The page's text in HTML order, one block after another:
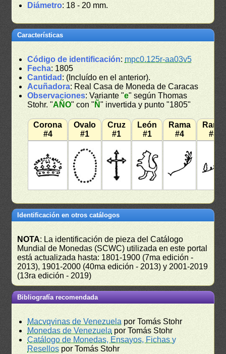
Diámetro: 18 - 20 mm.
Características
Código de identificación: mpc0.125r-aa03v5
Fecha: 1805
Cantidad : (Incluído en el anterior).
Acuñadora: Real Casa de Moneda de Caracas
Observaciones: Variante "e" según Thomas
Stohr. "AÑO" con " Ñ" invertida y punto "1805"
Corona
#4
Ovalo
#1
Cruz
#1
León
#1
Rama
#4
Rama
#8
Identificación en otros catálogos
NOTA: La identificación de pieza del Catálogo
Mundial de Monedas (SCWC) utilizada en este portal
está actualizada hasta: 1801-1900 (7ma edición -
2013), 1901-2000 (40ma edición - 2013) y 2001-2019
(13ra edición - 2019)
Bibliografía recomendada
Macvqvinas de Venezuela por Tomás Stohr
Monedas de Venezuela por Tomás Stohr
Catálogo de Monedas, Ensayos, Fichas y
Resellos por Tomás Stohr